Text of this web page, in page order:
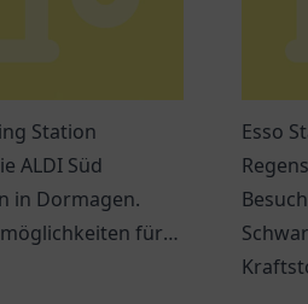
Station
ALDI Süd
in Dormagen.
für
Esso